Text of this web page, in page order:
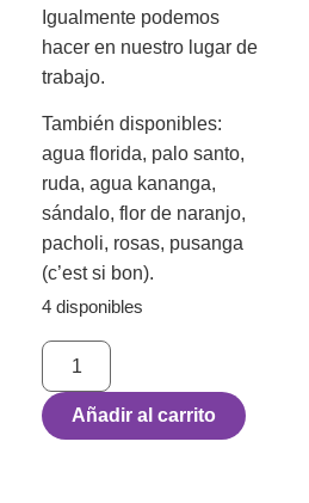
Igualmente podemos
hacer en nuestro lugar de
trabajo.
También disponibles:
agua florida, palo santo,
ruda, agua kananga,
sándalo, flor de naranjo,
pacholi, rosas, pusanga
(c’est si bon).
4 disponibles
Añadir al carrito